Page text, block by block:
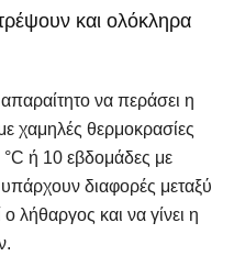
και ολόκληρα
να περάσει η
χαμηλές θερμοκρασίες
ή 10 εβδομάδες με
διαφορές μεταξύ
λήθαργος και να γίνει η